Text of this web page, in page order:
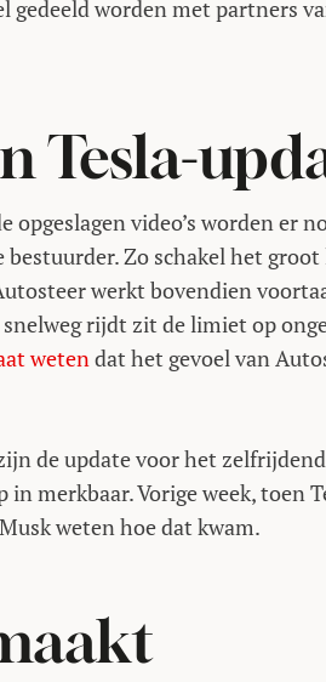
gedeeld worden met partners
Tesla-
video’s worden er
Zo schakel het
werkt bovendien
rijdt zit de limiet op
weten dat het gevoel van
de update voor het
merkbaar. Vorige week, toen
weten hoe dat kwam.